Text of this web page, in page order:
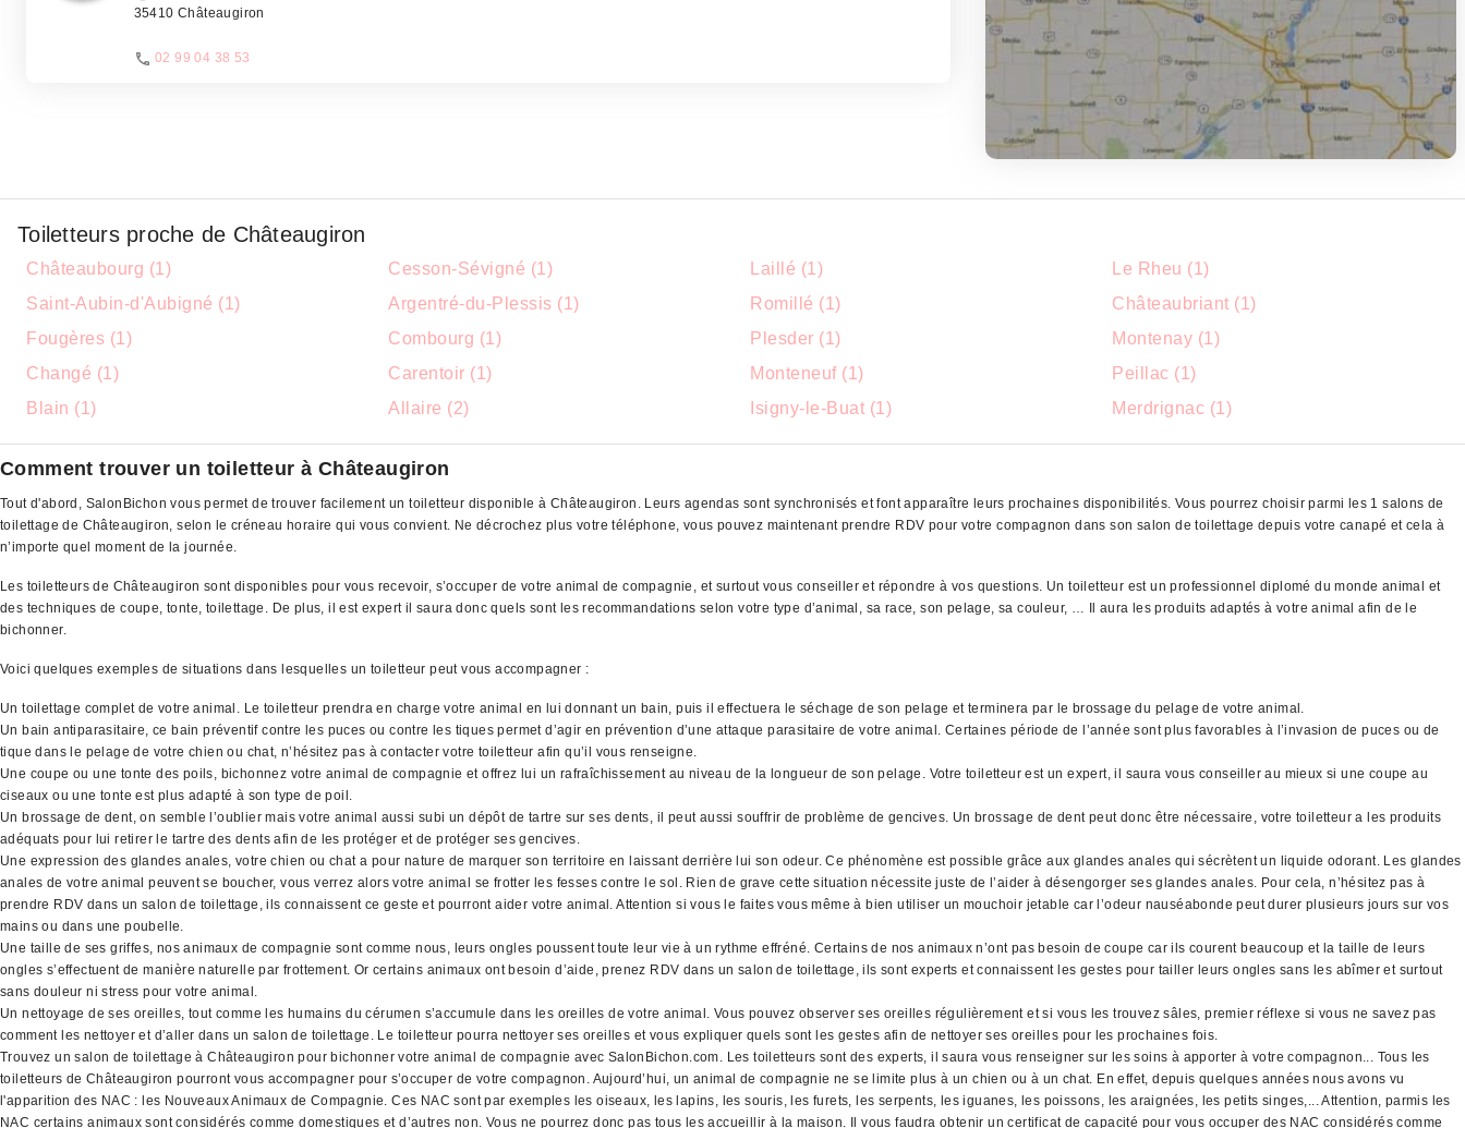
35410 Châteaugiron
02 99 04 38 53
Toiletteurs proche de Châteaugiron
Châteaubourg (1) Cesson-Sévigné (1) Laillé (1)
Le Rheu (1)
Saint-Aubin-d'Aubigné (1)
Argentré-du-Plessis (1) Romillé (1)
Châteaubriant (1)
Fougères (1)
Combourg (1) Plesder (1)
Montenay (1)
Changé (1)
Carentoir (1) Monteneuf (1)
Peillac (1)
Blain (1)
Allaire (2) Isigny-le-Buat (1) Merdrignac (1)
Comment trouver un toiletteur à Châteaugiron
Tout d'abord, SalonBichon vous permet de trouver facilement un toiletteur disponible à Châteaugiron. Leurs agendas sont synchronisés et font apparaître leurs prochaines disponibilités. Vous pourrez choisir parmi les 1 salons de
toilettage de Châteaugiron, selon le créneau horaire qui vous convient. Ne décrochez plus votre téléphone, vous pouvez maintenant prendre RDV pour votre compagnon dans son salon de toilettage depuis votre canapé et cela à
n’importe quel moment de la journée.
Les toiletteurs de Châteaugiron sont disponibles pour vous recevoir, s’occuper de votre animal de compagnie, et surtout vous conseiller et répondre à vos questions. Un toiletteur est un professionnel diplomé du monde animal et
des techniques de coupe, tonte, toilettage. De plus, il est expert il saura donc quels sont les recommandations selon votre type d’animal, sa race, son pelage, sa couleur, … Il aura les produits adaptés à votre animal afin de le
bichonner.
Voici quelques exemples de situations dans lesquelles un toiletteur peut vous accompagner :
Un toilettage complet de votre animal. Le toiletteur prendra en charge votre animal en lui donnant un bain, puis il effectuera le séchage de son pelage et terminera par le brossage du pelage de votre animal.
Un bain antiparasitaire, ce bain préventif contre les puces ou contre les tiques permet d’agir en prévention d’une attaque parasitaire de votre animal. Certaines période de l’année sont plus favorables à l’invasion de puces ou de
tique dans le pelage de votre chien ou chat, n’hésitez pas à contacter votre toiletteur afin qu’il vous renseigne.
Une coupe ou une tonte des poils, bichonnez votre animal de compagnie et offrez lui un rafraîchissement au niveau de la longueur de son pelage. Votre toiletteur est un expert, il saura vous conseiller au mieux si une coupe au
ciseaux ou une tonte est plus adapté à son type de poil.
Un brossage de dent, on semble l’oublier mais votre animal aussi subi un dépôt de tartre sur ses dents, il peut aussi souffrir de problème de gencives. Un brossage de dent peut donc être nécessaire, votre toiletteur a les produits
adéquats pour lui retirer le tartre des dents afin de les protéger et de protéger ses gencives.
Une expression des glandes anales, votre chien ou chat a pour nature de marquer son territoire en laissant derrière lui son odeur. Ce phénomène est possible grâce aux glandes anales qui sécrètent un liquide odorant. Les glandes
anales de votre animal peuvent se boucher, vous verrez alors votre animal se frotter les fesses contre le sol. Rien de grave cette situation nécessite juste de l’aider à désengorger ses glandes anales. Pour cela, n’hésitez pas à
prendre RDV dans un salon de toilettage, ils connaissent ce geste et pourront aider votre animal. Attention si vous le faites vous même à bien utiliser un mouchoir jetable car l’odeur nauséabonde peut durer plusieurs jours sur vos
mains ou dans une poubelle.
Une taille de ses griffes, nos animaux de compagnie sont comme nous, leurs ongles poussent toute leur vie à un rythme effréné. Certains de nos animaux n’ont pas besoin de coupe car ils courent beaucoup et la taille de leurs
ongles s’effectuent de manière naturelle par frottement. Or certains animaux ont besoin d’aide, prenez RDV dans un salon de toilettage, ils sont experts et connaissent les gestes pour tailler leurs ongles sans les abîmer et surtout
sans douleur ni stress pour votre animal.
Un nettoyage de ses oreilles, tout comme les humains du cérumen s’accumule dans les oreilles de votre animal. Vous pouvez observer ses oreilles régulièrement et si vous les trouvez sâles, premier réflexe si vous ne savez pas
comment les nettoyer et d’aller dans un salon de toilettage. Le toiletteur pourra nettoyer ses oreilles et vous expliquer quels sont les gestes afin de nettoyer ses oreilles pour les prochaines fois.
Trouvez un salon de toilettage à Châteaugiron pour bichonner votre animal de compagnie avec SalonBichon.com. Les toiletteurs sont des experts, il saura vous renseigner sur les soins à apporter à votre compagnon... Tous les
toiletteurs de Châteaugiron pourront vous accompagner pour s’occuper de votre compagnon. Aujourd’hui, un animal de compagnie ne se limite plus à un chien ou à un chat. En effet, depuis quelques années nous avons vu
l'apparition des NAC : les Nouveaux Animaux de Compagnie. Ces NAC sont par exemples les oiseaux, les lapins, les souris, les furets, les serpents, les iguanes, les poissons, les araignées, les petits singes,... Attention, parmis les
NAC certains animaux sont considérés comme domestiques et d’autres non. Vous ne pourrez donc pas tous les accueillir à la maison. Il vous faudra obtenir un certificat de capacité pour vous occuper des NAC considérés comme